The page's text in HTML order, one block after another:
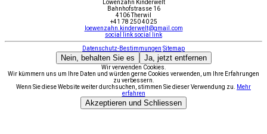
Löwenzahn Kinderwelt
Bahnhofstrasse 16
4106 Therwil
+41 78 250 40 25
loewenzahn.kinderwelt@gmail.com
social link social link
Datenschutz-Bestimmungen Sitemap
Nein, behalten Sie es Ja, jetzt entfernen
Wir verwenden Cookies.
Wir kümmern uns um Ihre Daten und würden gerne Cookies verwenden, um Ihre Erfahrungen
zu verbessern.
Wenn Sie diese Website weiter durchsuchen, stimmen Sie dieser Verwendung zu.
Mehr
erfahren
Akzeptieren und Schliessen